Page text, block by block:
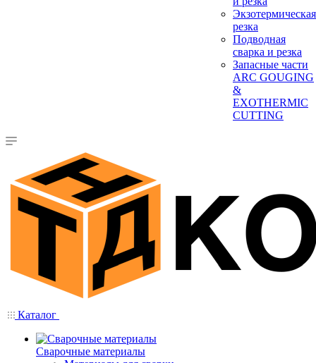
Экзотермическая
резка
Подводная
сварка и резка
Запасные части
ARC GOUGING
&
EXOTHERMIC
CUTTING
Каталог
Сварочные материалы